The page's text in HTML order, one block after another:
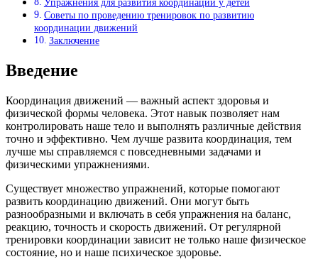
Советы по проведению тренировок по развитию
координации движений
Заключение
Введение
Координация движений — важный аспект здоровья и
физической формы человека. Этот навык позволяет нам
контролировать наше тело и выполнять различные действия
точно и эффективно. Чем лучше развита координация, тем
лучше мы справляемся с повседневными задачами и
физическими упражнениями.
Существует множество упражнений, которые помогают
развить координацию движений. Они могут быть
разнообразными и включать в себя упражнения на баланс,
реакцию, точность и скорость движений. От регулярной
тренировки координации зависит не только наше физическое
состояние, но и наше психическое здоровье.